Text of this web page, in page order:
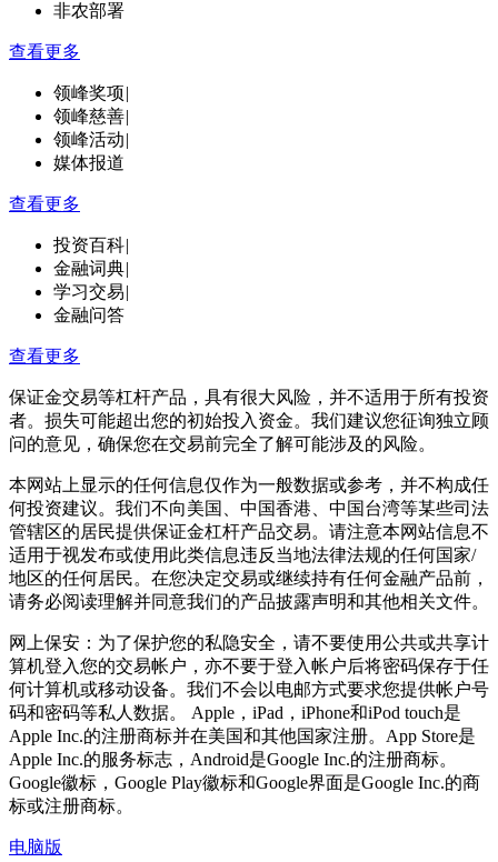
非农部署
查看更多
领峰奖项|
领峰慈善|
领峰活动|
媒体报道
查看更多
投资百科|
金融词典|
学习交易|
金融问答
查看更多
保证金交易等杠杆产品，具有很大风险，并不适用于所有投资
者。损失可能超出您的初始投入资金。我们建议您征询独立顾
问的意见，确保您在交易前完全了解可能涉及的风险。
本网站上显示的任何信息仅作为一般数据或参考，并不构成任
何投资建议。我们不向美国、中国香港、中国台湾等某些司法
管辖区的居民提供保证金杠杆产品交易。请注意本网站信息不
适用于视发布或使用此类信息违反当地法律法规的任何国家/
地区的任何居民。在您决定交易或继续持有任何金融产品前，
请务必阅读理解并同意我们的产品披露声明和其他相关文件。
网上保安：为了保护您的私隐安全，请不要使用公共或共享计
算机登入您的交易帐户，亦不要于登入帐户后将密码保存于任
何计算机或移动设备。我们不会以电邮方式要求您提供帐户号
码和密码等私人数据。 Apple，iPad，iPhone和iPod touch是
Apple Inc.的注册商标并在美国和其他国家注册。App Store是
Apple Inc.的服务标志，Android是Google Inc.的注册商标。
Google徽标，Google Play徽标和Google界面是Google Inc.的商
标或注册商标。
电脑版